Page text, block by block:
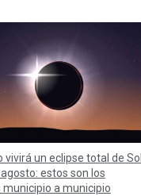
vivirá un eclipse total de Sol
estos son los
municipio a municipio